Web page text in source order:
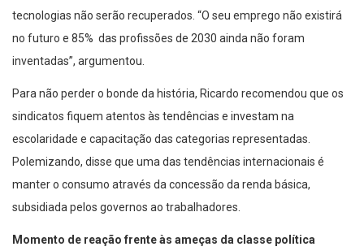
tecnologias não serão recuperados. “O seu emprego não existirá
no futuro e 85% das profissões de 2030 ainda não foram
inventadas”, argumentou.
Para não perder o bonde da história, Ricardo recomendou que os
sindicatos fiquem atentos às tendências e investam na
escolaridade e capacitação das categorias representadas.
Polemizando, disse que uma das tendências internacionais é
manter o consumo através da concessão da renda básica,
subsidiada pelos governos ao trabalhadores.
Momento de reação frente às ameças da classe política